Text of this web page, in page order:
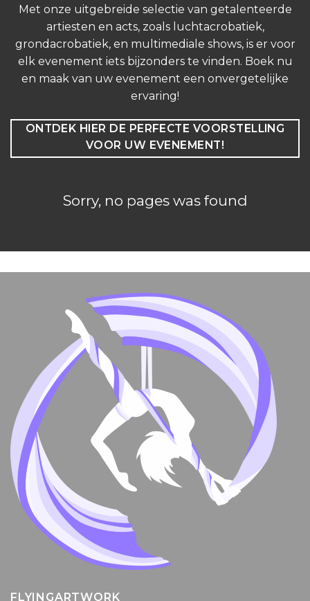
Met onze uitgebreide selectie van getalenteerde
artiesten en acts, zoals luchtacrobatiek,
grondacrobatiek, en multimediale shows, is er voor
elk evenement iets bijzonders te vinden. Boek nu
en maak van uw evenement een onvergetelijke
ervaring!
ONTDEK HIER DE PERFECTE VOORSTELLING
VOOR UW EVENEMENT!
Sorry, no pages was found
FLYINGARTWORK